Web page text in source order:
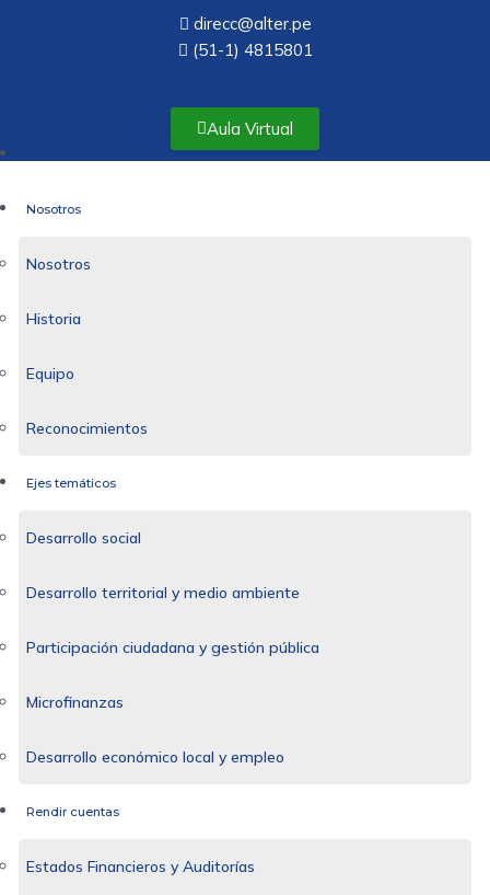
direcc@alter.pe
(51-1) 4815801
Aula Virtual
Nosotros
Nosotros
Historia
Equipo
Reconocimientos
Ejes temáticos
Desarrollo social
Desarrollo territorial y medio ambiente
Participación ciudadana y gestión pública
Microfinanzas
Desarrollo económico local y empleo
Rendir cuentas
Estados Financieros y Auditorías